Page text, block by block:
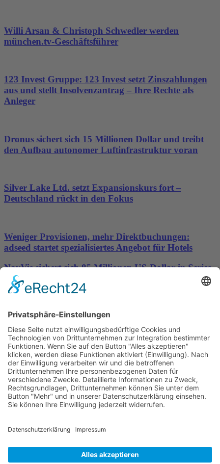
Willi Arsan & Christoph Schwedler werden
münchen.tv-Geschäftsführer
123 Invest Gruppe: 123 Invest setzt Zinszahlungen
aus und stellt Insolvenzantrag – Ihre Rechte als
Anleger
Dronus sichert sich 15 Millionen Dollar und treibt
den Aufbau autonomer Luftinfrastruktur voran
Silver Lake Ltd. setzt Expansionskurs fort –
Deutschland rückt in den Fokus
Weniger Provisionen, mehr Direktbuchungen:
adseed startet spezialisiertes Angebot für Hotels
NavVis sichert sich 85 Millionen US-Dollar in Series-
D-Finanzierungsrunde, um die Datengrundlage für
physische KI bereitzustellen
Impressum
Datenschutz
Kooperation
Werbung
Presse- und Öffentlichkeitsarbeit
Aktuelles
Themenwelt
Zertifikat